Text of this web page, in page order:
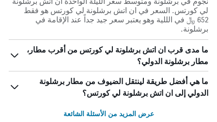
لي كورتس. السعر في ان اتش برشلونة لي كورتس هو فقط
652 ﷼ في الللية وهو يعتبر سعر جيد جداً عند الإقامة في
برشلونة.
ما مدى قرب ان اتش برشلونة لي كورتس من أقرب مطار،
مطار برشلونة الدولي؟
ما هي أفضل طريقة لينتقل الضيوف من مطار برشلونة
الدولي إلى ان اتش برشلونة لي كورتس؟
عرض المزيد من الأسئلة الشائعة